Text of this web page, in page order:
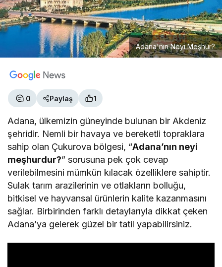
Adana'nın Neyi Meşhur?
0 Paylaş 1
Adana, ülkemizin güneyinde bulunan bir Akdeniz
şehridir. Nemli bir havaya ve bereketli topraklara
sahip olan Çukurova bölgesi, “Adana’nın neyi
meşhurdur?” sorusuna pek çok cevap
verilebilmesini mümkün kılacak özelliklere sahiptir.
Sulak tarım arazilerinin ve otlakların bolluğu,
bitkisel ve hayvansal ürünlerin kalite kazanmasını
sağlar. Birbirinden farklı detaylarıyla dikkat çeken
Adana’ya gelerek güzel bir tatil yapabilirsiniz.